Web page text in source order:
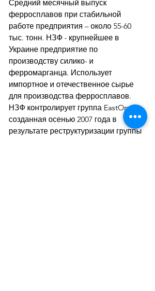
Средний месячный выпуск
ферросплавов при стабильной
работе предприятия – около 55-60
тыс. тонн. НЗФ - крупнейшее в
Украине предприятие по
производству силико- и
ферромарганца. Использует
импортное и отечественное сырье
для производства ферросплавов.
НЗФ контролирует группа EastOne,
созданная осенью 2007 года в
результате реструктуризации группы